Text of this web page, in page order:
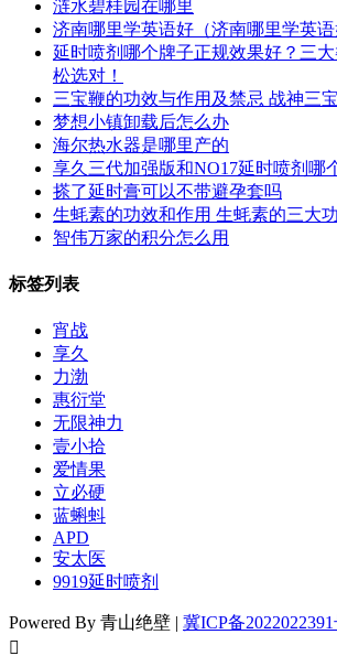
涟水碧桂园在哪里
济南哪里学英语好（济南哪里学英语
延时喷剂哪个牌子正规效果好？三
松选对！
三宝鞭的功效与作用及禁忌 战神三
梦想小镇卸载后怎么办
海尔热水器是哪里产的
享久三代加强版和NO17延时喷剂哪
搽了延时膏可以不带避孕套吗
生蚝素的功效和作用 生蚝素的三大
智伟万家的积分怎么用
标签列表
宵战
享久
力渤
惠衍堂
无限神力
壹小拾
爱情果
立必硬
蓝蝌蚪
APD
安太医
9919延时喷剂
Powered By 青山绝壁 | 冀ICP备
󦘖